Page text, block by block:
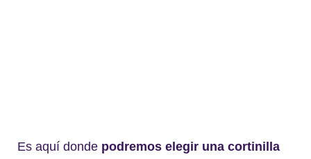
Es aquí donde podremos elegir una cortinilla